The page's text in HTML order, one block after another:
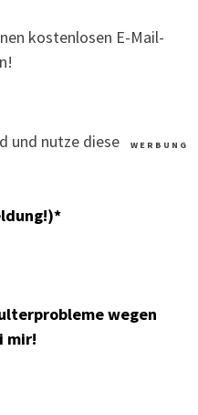
kostenlosen E-Mail-
W E R B U N G
und nutze diese
wegen
mir!